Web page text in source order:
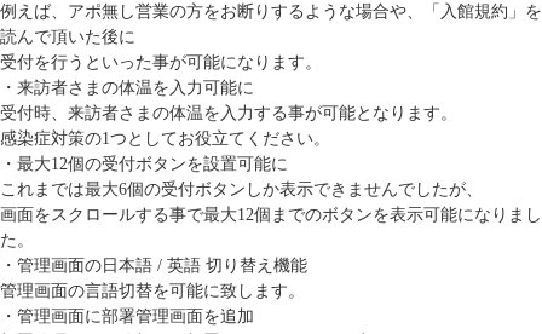
例えば、アポ無し営業の方をお断りするような場合や、「入館規約」を
読んで頂いた後に
受付を行うといった事が可能になります。
・来訪者さまの体温を入力可能に
受付時、来訪者さまの体温を入力する事が可能となります。
感染症対策の1つとしてお役立てください。
・最大12個の受付ボタンを設置可能に
これまでは最大6個の受付ボタンしか表示できませんでしたが、
画面をスクロールする事で最大12個までのボタンを表示可能になりまし
た。
・管理画面の日本語 / 英語 切り替え機能
管理画面の言語切替を可能に致します。
・管理画面に部署管理画面を追加